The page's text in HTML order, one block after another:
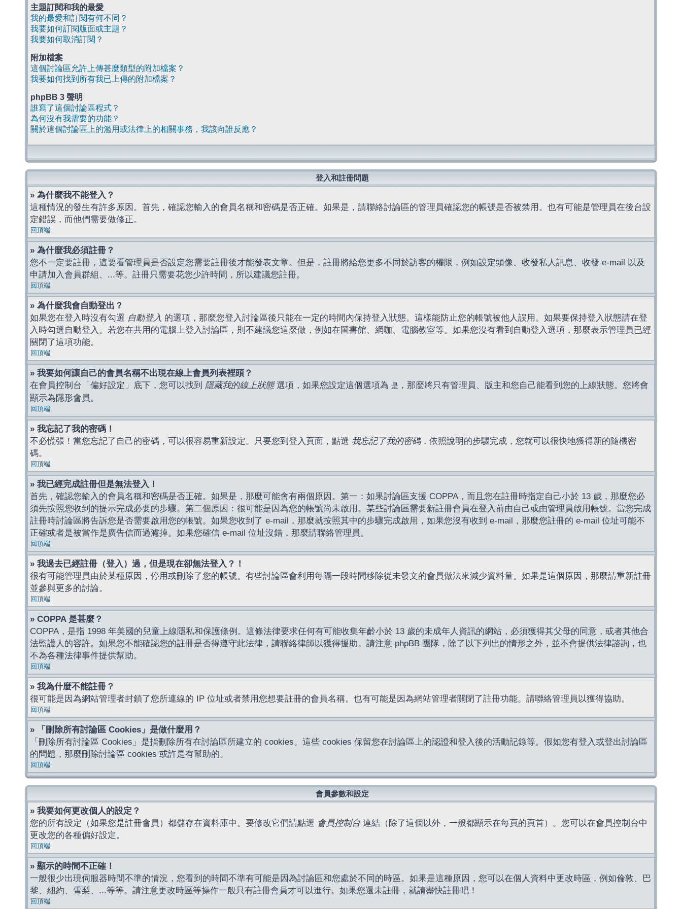
主題訂閱和我的最愛
我的最愛和訂閱有何不同？
我要如何訂閱版面或主題？
我要如何取消訂閱？
附加檔案
這個討論區允許上傳甚麼類型的附加檔案？
我要如何找到所有我已上傳的附加檔案？
phpBB 3 聲明
誰寫了這個討論區程式？
為何沒有我需要的功能？
關於這個討論區上的濫用或法律上的相關事務，我該向誰反應？
登入和註冊問題
» 為什麼我不能登入？
這種情況的發生有許多原因。首先，確認您輸入的會員名稱和密碼是否正確。如果是，請聯絡討論區的管理員確認您的帳號是否被禁用。也有可能是管理員在後台設
定錯誤，而他們需要做修正。
回頂端
» 為什麼我必須註冊？
您不一定要註冊，這要看管理員是否設定您需要註冊後才能發表文章。但是，註冊將給您更多不同於訪客的權限，例如設定頭像、收發私人訊息、收發 e-mail 以及
申請加入會員群組、...等。註冊只需要花您少許時間，所以建議您註冊。
回頂端
» 為什麼我會自動登出？
如果您在登入時沒有勾選 自動登入 的選項，那麼您登入討論區後只能在一定的時間內保持登入狀態。這樣能防止您的帳號被他人誤用。如果要保持登入狀態請在登
入時勾選自動登入。若您在共用的電腦上登入討論區，則不建議您這麼做，例如在圖書館、網咖、電腦教室等。如果您沒有看到自動登入選項，那麼表示管理員已經
關閉了這項功能。
回頂端
» 我要如何讓自己的會員名稱不出現在線上會員列表裡頭？
在會員控制台「偏好設定」底下，您可以找到 隱藏我的線上狀態選項，如果您設定這個選項為 是 ，那麼將只有管理員、版主和您自己能看到您的上線狀態。您將會
顯示為隱形會員。
回頂端
» 我忘記了我的密碼！
不必慌張！當您忘記了自己的密碼，可以很容易重新設定。只要您到登入頁面，點選 我忘記了我的密碼，依照說明的步驟完成，您就可以很快地獲得新的隨機密
碼。
回頂端
» 我已經完成註冊但是無法登入！
首先，確認您輸入的會員名稱和密碼是否正確。如果是，那麼可能會有兩個原因。第一：如果討論區支援 COPPA，而且您在註冊時指定自己小於 13 歲，那麼您必
須先按照您收到的提示完成必要的步驟。第二個原因：很可能是因為您的帳號尚未啟用。某些討論區需要新註冊會員在登入前由自己或由管理員啟用帳號。當您完成
註冊時討論區將告訴您是否需要啟用您的帳號。如果您收到了 e-mail，那麼就按照其中的步驟完成啟用，如果您沒有收到 e-mail，那麼您註冊的 e-mail 位址可能不
正確或者是被當作是廣告信而過濾掉。如果您確信 e-mail 位址沒錯，那麼請聯絡管理員。
回頂端
» 我過去已經註冊（登入）過，但是現在卻無法登入？！
很有可能管理員由於某種原因，停用或刪除了您的帳號。有些討論區會利用每隔一段時間移除從未發文的會員做法來減少資料量。如果是這個原因，那麼請重新註冊
並參與更多的討論。
回頂端
» COPPA 是甚麼？
COPPA，是指 1998 年美國的兒童上線隱私和保護條例。這條法律要求任何有可能收集年齡小於 13 歲的未成年人資訊的網站，必須獲得其父母的同意，或者其他合
法監護人的容許。如果您不能確認您的註冊是否得遵守此法律，請聯絡律師以獲得援助。請注意 phpBB 團隊，除了以下列出的情形之外，並不會提供法律諮詢，也
不為各種法律事件提供幫助。
回頂端
» 我為什麼不能註冊？
很可能是因為網站管理者封鎖了您所連線的 IP 位址或者禁用您想要註冊的會員名稱。也有可能是因為網站管理者關閉了註冊功能。請聯絡管理員以獲得協助。
回頂端
» 「刪除所有討論區 Cookies」是做什麼用？
「刪除所有討論區 Cookies」是指刪除所有在討論區所建立的 cookies。這些 cookies 保留您在討論區上的認證和登入後的活動記錄等。假如您有登入或登出討論區
的問題，那麼刪除討論區 cookies 或許是有幫助的。
回頂端
會員參數和設定
» 我要如何更改個人的設定？
您的所有設定（如果您是註冊會員）都儲存在資料庫中。要修改它們請點選 會員控制台 連結（除了這個以外，一般都顯示在每頁的頁首）。您可以在會員控制台中
更改您的各種偏好設定。
回頂端
» 顯示的時間不正確！
一般很少出現伺服器時間不準的情況，您看到的時間不準有可能是因為討論區和您處於不同的時區。如果是這種原因，您可以在個人資料中更改時區，例如倫敦、巴
黎、紐約、雪梨、...等等。請注意更改時區等操作一般只有註冊會員才可以進行。如果您還未註冊，就請盡快註冊吧！
回頂端